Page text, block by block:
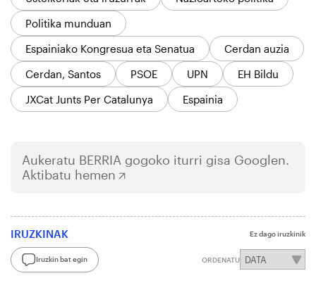
Politika munduan
Espainiako Kongresua eta Senatua
Cerdan auzia
Cerdan, Santos
PSOE UPN
EH Bildu
JXCat Junts Per Catalunya
Espainia
Aukeratu BERRIA gogoko iturri gisa Googlen.
Aktibatu hemen
IRUZKINAK Ez dago iruzkinik
Iruzkin bat egin ORDENATU